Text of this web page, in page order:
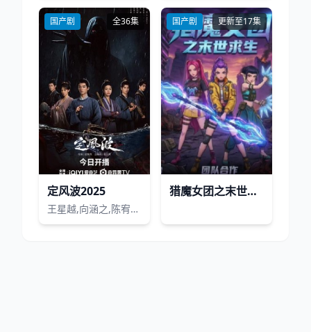
国产剧 全36集
定风波2025
王星越,向涵之,陈宥维,张南,何洛洛,张绍刚,邵兵,保剑锋
国产剧 更新至17集
猎魔女团之末世求生